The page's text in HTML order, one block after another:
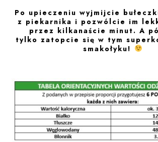
Po upieczeniu wyjmijcie
z piekarnika i pozwólcie im
przez kilkanaście minut. A
tylko zatopcie się w tym
smakołyku!